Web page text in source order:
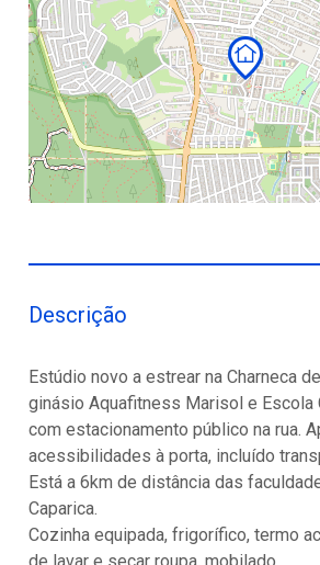
Descrição
Estúdio novo a estrear na Charneca
ginásio Aquafitness Marisol e Escola
com estacionamento público na rua.
acessibilidades à porta, incluído
Está a 6km de distância das
Caparica.
Cozinha equipada, frigorífico, termo